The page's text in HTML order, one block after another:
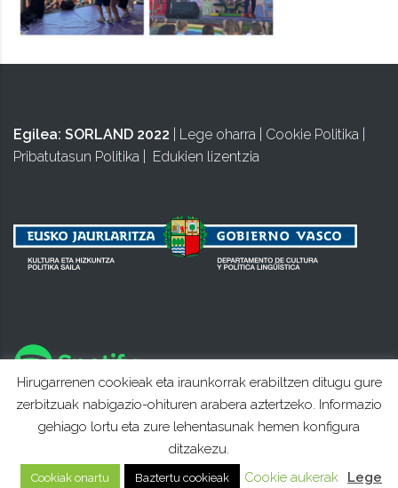
Egilea: SORLAND 2022 Lege oharra Cookie Politika
Pribatutasun Politika
Edukien lizentzia
Hirugarrenen cookieak eta iraunkorrak erabiltzen ditugu gure
zerbitzuak nabigazio-ohituren arabera aztertzeko. Informazio
gehiago lortu eta zure lehentasunak hemen konfigura
ditzakezu.
Cookiak onartu Baztertu cookieak Cookie aukerak Lege